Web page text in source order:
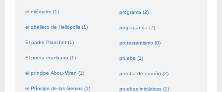
el nilómetro (1)
el obelisco de Heliópolis (1)
El padre Planchet (1)
El poeta escribano (1)
el príncipe Abou-Miran (1)
el Príncipe de los Genios (1)
programa (2)
propaganda (7)
protestantismo (0)
prueba (1)
prueba de edición (2)
pruebas iniciáticas (1)